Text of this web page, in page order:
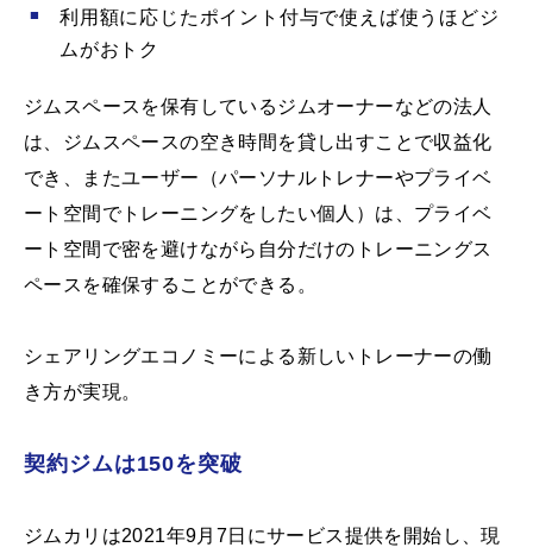
利用額に応じたポイント付与で使えば使うほどジ
ムがおトク
ジムスペースを保有しているジムオーナーなどの法人
は、ジムスペースの空き時間を貸し出すことで収益化
でき、またユーザー（パーソナルトレナーやプライベ
ート空間でトレーニングをしたい個人）は、プライベ
ート空間で密を避けながら自分だけのトレーニングス
ペースを確保することができる。
シェアリングエコノミーによる新しいトレーナーの働
き方が実現。
契約ジムは150を突破
ジムカリは2021年9月7日にサービス提供を開始し、現